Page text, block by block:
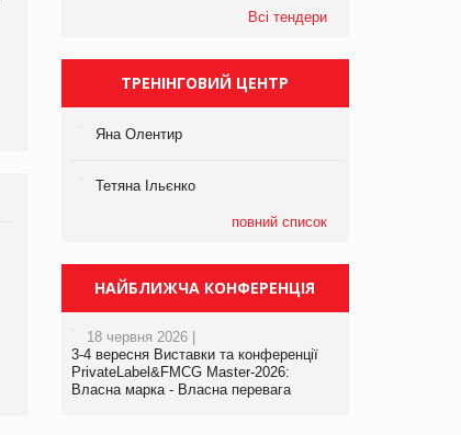
виробництва
компанії «УкраМарин»
Брагина Людмила
Просування компанії на
www.trademaster.ua.
правила. Особливості.
Всі тендери
ТРЕНІНГОВИЙ ЦЕНТР
Яна Олентир
Тетяна Ільєнко
повний список
НАЙБЛИЖЧА КОНФЕРЕНЦІЯ
18 червня 2026 |
3-4 вересня Виставки та конференції
PrivateLabel&FMCG Master-2026:
Власна марка - Власна перевага